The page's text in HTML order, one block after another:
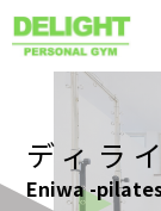
ディラ
Eniwa -